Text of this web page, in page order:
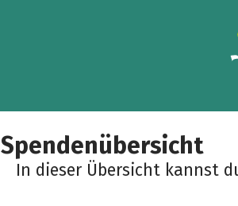
Spendenübersicht
In dieser Übersicht kannst